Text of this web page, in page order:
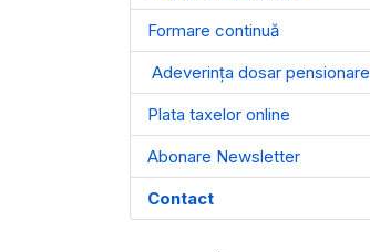
Formare continuă
Adeverința dosar pensionare
Plata taxelor online
Abonare Newsletter
Contact